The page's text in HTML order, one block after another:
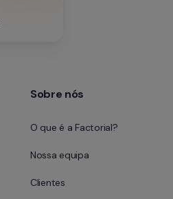
Sobre nós
O que é a Factorial?
Nossa equipa
Clientes